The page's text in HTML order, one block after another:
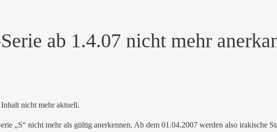
ab 1.4.07 nicht mehr
nicht mehr aktuell.
„S“ nicht mehr als gültig anerkennen. Ab dem 01.04.2007 werden also irakische